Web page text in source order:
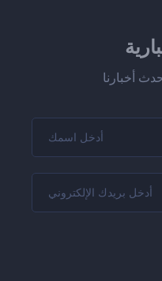
أخبارنا